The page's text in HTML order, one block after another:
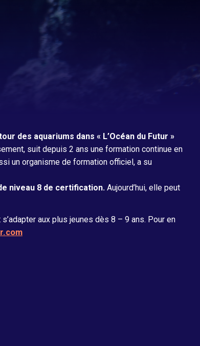
Galerie des Engins et des
des aquariums dans « L’Océan du Futur »
suit depuis 2 ans une formation continue en
un organisme de formation officiel, a su
niveau 8 de certification.Aujourd’hui, elle peut
aux plus jeunes dès 8 – 9 ans. Pour en